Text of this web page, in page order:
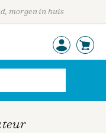
morgen in huis